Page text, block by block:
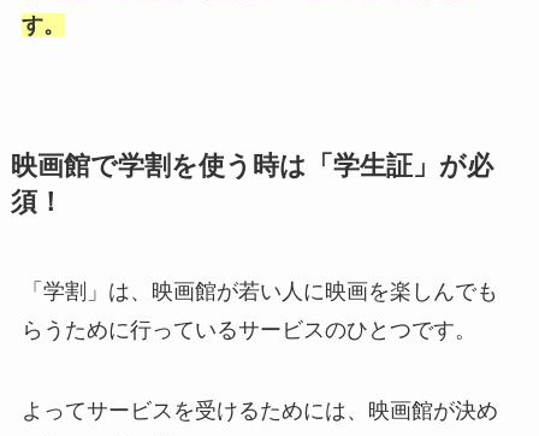
す。
映画館で学割を使う時は「学生証」が必
須！
「学割」は、映画館が若い人に映画を楽しんでも
らうために行っているサービスのひとつです。
よってサービスを受けるためには、映画館が決め